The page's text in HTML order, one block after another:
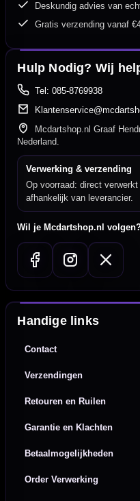
Deskundig advies van
Gratis verzending vanaf
Hulp Nodig? Wij
Tel: 085-8769938
Mcdartshop.nl Graaf
Nederland.
Verwerking & verzending
Op voorraad: direct
afhankelijk van leverancier.
Wil je Mcdartshop.nl
Handige links
Contact
Verzendingen
Retouren en Ruilen
Garantie en Klachten
Betaalmogelijkheden
Order Verwerking